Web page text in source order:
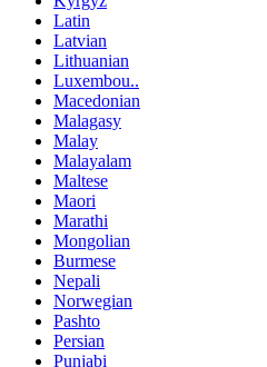
Latin
Latvian
Lithuanian
Luxembou..
Macedonian
Malagasy
Malay
Malayalam
Maltese
Maori
Marathi
Mongolian
Burmese
Nepali
Norwegian
Pashto
Persian
Punjabi